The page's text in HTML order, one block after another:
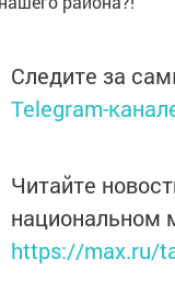
Следите за
Telegram-
Читайте
национальном
https://max.ru/